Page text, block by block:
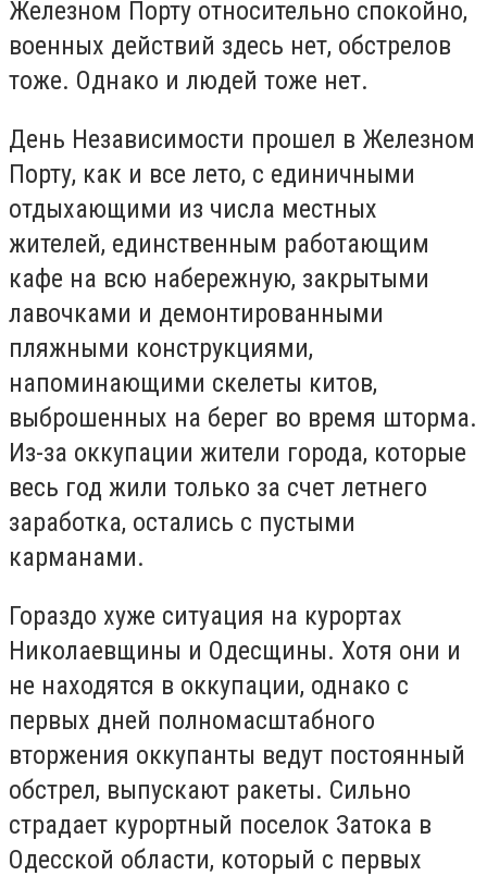
Железном Порту относительно спокойно,
военных действий здесь нет, обстрелов
тоже. Однако и людей тоже нет.
День Независимости прошел в Железном
Порту, как и все лето, с единичными
отдыхающими из числа местных
жителей, единственным работающим
кафе на всю набережную, закрытыми
лавочками и демонтированными
пляжными конструкциями,
напоминающими скелеты китов,
выброшенных на берег во время шторма.
Из-за оккупации жители города, которые
весь год жили только за счет летнего
заработка, остались с пустыми
карманами.
Гораздо хуже ситуация на курортах
Николаевщины и Одесщины. Хотя они и
не находятся в оккупации, однако с
первых дней полномасштабного
вторжения оккупанты ведут постоянный
обстрел, выпускают ракеты. Сильно
страдает курортный поселок Затока в
Одесской области, который с первых